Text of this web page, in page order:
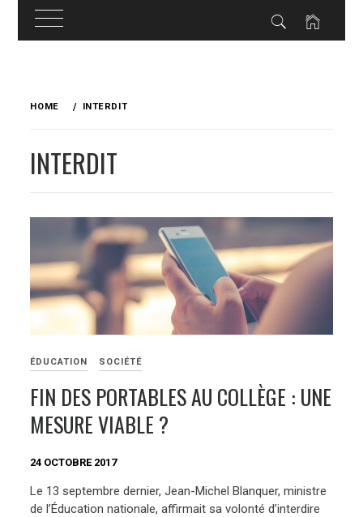
HOME INTERDIT
INTERDIT
ÉDUCATION SOCIÉTÉ
FIN DES PORTABLES AU COLLÈGE : UNE
MESURE VIABLE ?
24 OCTOBRE 2017
Le 13 septembre dernier, Jean-Michel Blanquer, ministre
de l’Éducation nationale, affirmait sa volonté d’interdire